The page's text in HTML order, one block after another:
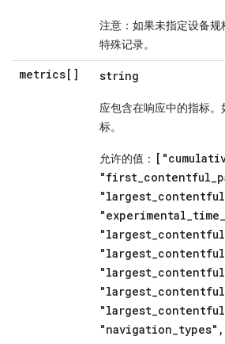
注意：如果未指定设备
特殊记录。
metrics[] string
应包含在响应中的指标
标。
允许的值：